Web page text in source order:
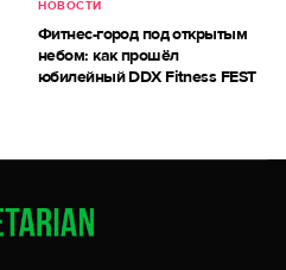
НОВОСТИ
Фитнес-город под открытым
небом: как прошёл
юбилейный DDX Fitness FEST